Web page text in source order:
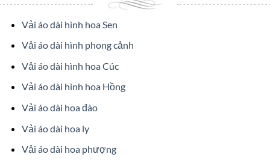
Vải áo dài hình hoa Sen
Vải áo dài hình phong cảnh
Vải áo dài hình hoa Cúc
Vải áo dài hình hoa Hồng
Vải áo dài hoa đào
Vải áo dài hoa ly
Vải áo dài hoa phượng